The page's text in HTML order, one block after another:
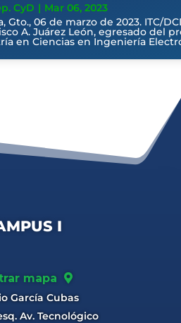
CyD | Mar 06, 2023
Gto., 06 de marzo de 2023. ITC/
A. Juárez León, egresado del
en Ciencias en Ingeniería
I
mapa
García Cubas
Av. Tecnológico